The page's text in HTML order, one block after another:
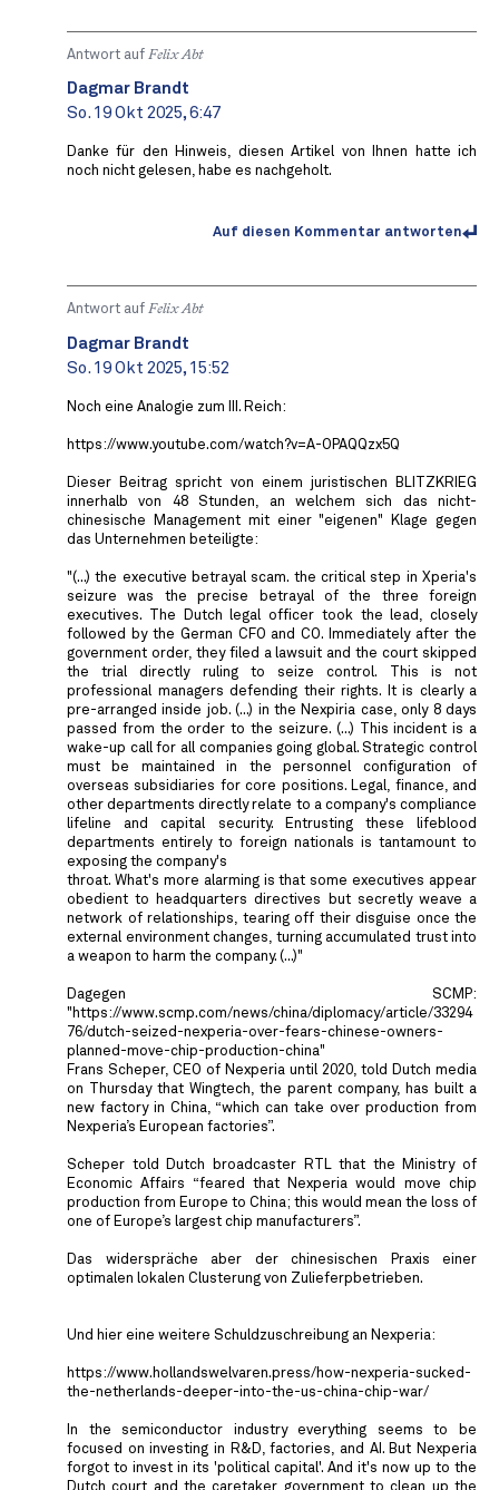
Antwort auf Felix Abt
Dagmar Brandt
So. 19 Okt 2025, 6:47
Danke für den Hinweis, diesen Artikel von Ihnen hatte ich
noch nicht gelesen, habe es nachgeholt.
Auf diesen Kommentar antworten
Antwort auf Felix Abt
Dagmar Brandt
So. 19 Okt 2025, 15:52
Noch eine Analogie zum III. Reich:
https://www.youtube.com/watch?v=A-OPAQQzx5Q
Dieser Beitrag spricht von einem juristischen BLITZKRIEG
innerhalb von 48 Stunden, an welchem sich das nicht-
chinesische Management mit einer "eigenen" Klage gegen
das Unternehmen beteiligte:
"(...) the executive betrayal scam. the critical step in Xperia's
seizure was the precise betrayal of the three foreign
executives. The Dutch legal officer took the lead, closely
followed by the German CFO and CO. Immediately after the
government order, they filed a lawsuit and the court skipped
the trial directly ruling to seize control. This is not
professional managers defending their rights. It is clearly a
pre-arranged inside job. (...) in the Nexpiria case, only 8 days
passed from the order to the seizure. (...) This incident is a
wake-up call for all companies going global. Strategic control
must be maintained in the personnel configuration of
overseas subsidiaries for core positions. Legal, finance, and
other departments directly relate to a company's compliance
lifeline and capital security. Entrusting these lifeblood
departments entirely to foreign nationals is tantamount to
exposing the company's
throat. What's more alarming is that some executives appear
obedient to headquarters directives but secretly weave a
network of relationships, tearing off their disguise once the
external environment changes, turning accumulated trust into
a weapon to harm the company. (...)"
Dagegen SCMP:
"https://www.scmp.com/news/china/diplomacy/article/33294
76/dutch-seized-nexperia-over-fears-chinese-owners-
planned-move-chip-production-china"
Frans Scheper, CEO of Nexperia until 2020, told Dutch media
on Thursday that Wingtech, the parent company, has built a
new factory in China, “which can take over production from
Nexperia’s European factories”.
Scheper told Dutch broadcaster RTL that the Ministry of
Economic Affairs “feared that Nexperia would move chip
production from Europe to China; this would mean the loss of
one of Europe’s largest chip manufacturers”.
Das widerspräche aber der chinesischen Praxis einer
optimalen lokalen Clusterung von Zulieferpbetrieben.
Und hier eine weitere Schuldzuschreibung an Nexperia:
https://www.hollandswelvaren.press/how-nexperia-sucked-
the-netherlands-deeper-into-the-us-china-chip-war/
In the semiconductor industry everything seems to be
focused on investing in R&D, factories, and AI. But Nexperia
forgot to invest in its 'political capital'. And it's now up to the